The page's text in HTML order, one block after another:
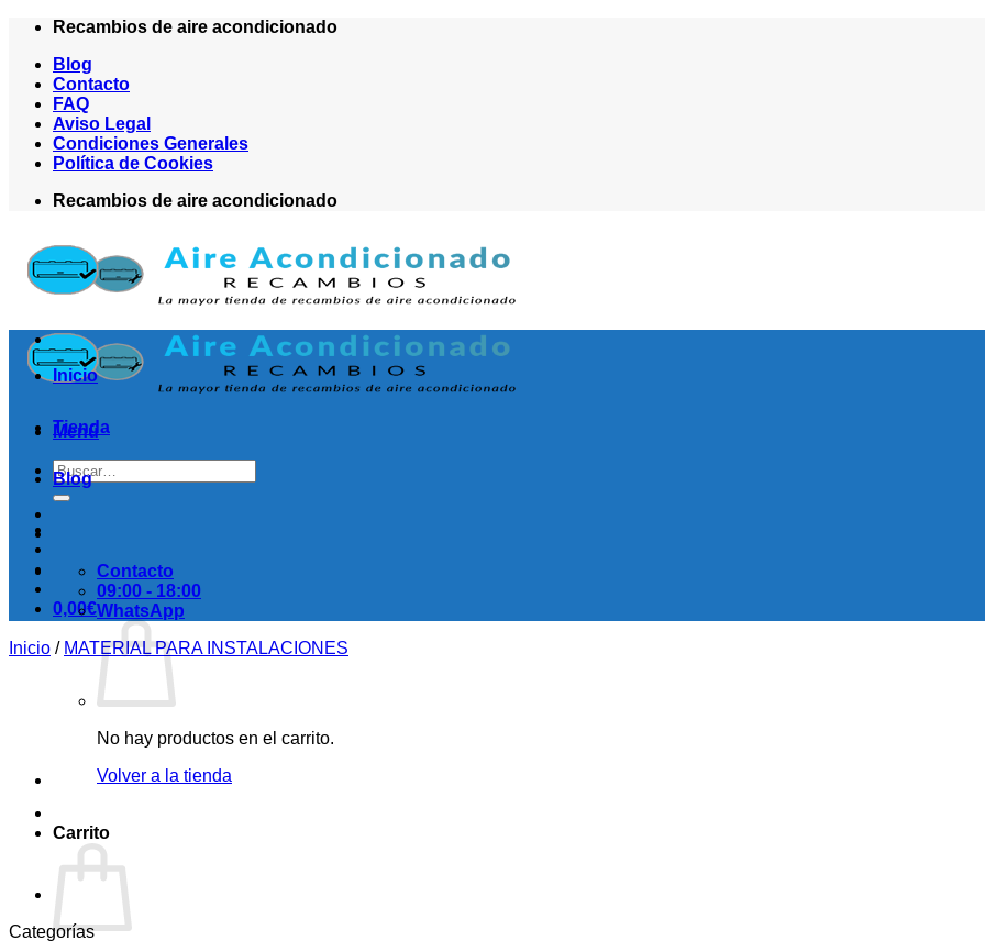
Saltar
contenido
Recambios de aire acondicionado
Blog
Contacto
FAQ
Aviso Legal
Condiciones Generales
Política de Cookies
Recambios de aire acondicionado
Menú
Buscar
por:
0,00€
No hay productos en el carrito.
Volver a la tienda
Carrito
Inicio
Tienda
Blog
Contacto
09:00 - 18:00
WhatsApp
Inicio / MATERIAL PARA INSTALACIONES
Categorías